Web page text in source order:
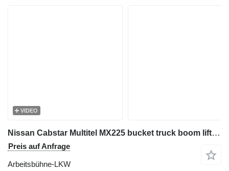
VIDEO
Nissan Cabstar Multitel MX225 bucket truck boom lift zwyżka
Preis auf Anfrage
Arbeitsbühne-LKW